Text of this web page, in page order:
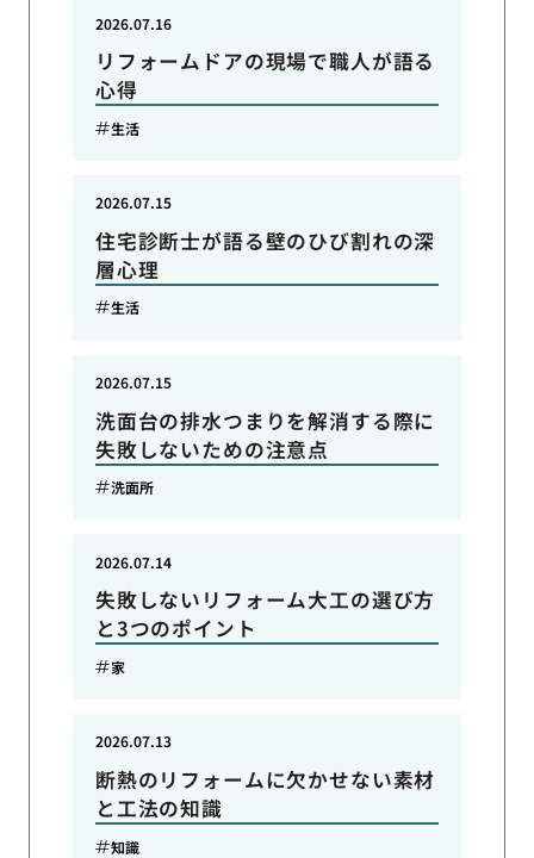
リフォームドアの現場で職人が語る
心得
2026.07.16
生活
住宅診断士が語る壁のひび割れの深
層心理
2026.07.15
生活
洗面台の排水つまりを解消する際に
失敗しないための注意点
2026.07.15
洗面所
失敗しないリフォーム大工の選び方
と3つのポイント
2026.07.14
家
断熱のリフォームに欠かせない素材
と工法の知識
2026.07.13
知識